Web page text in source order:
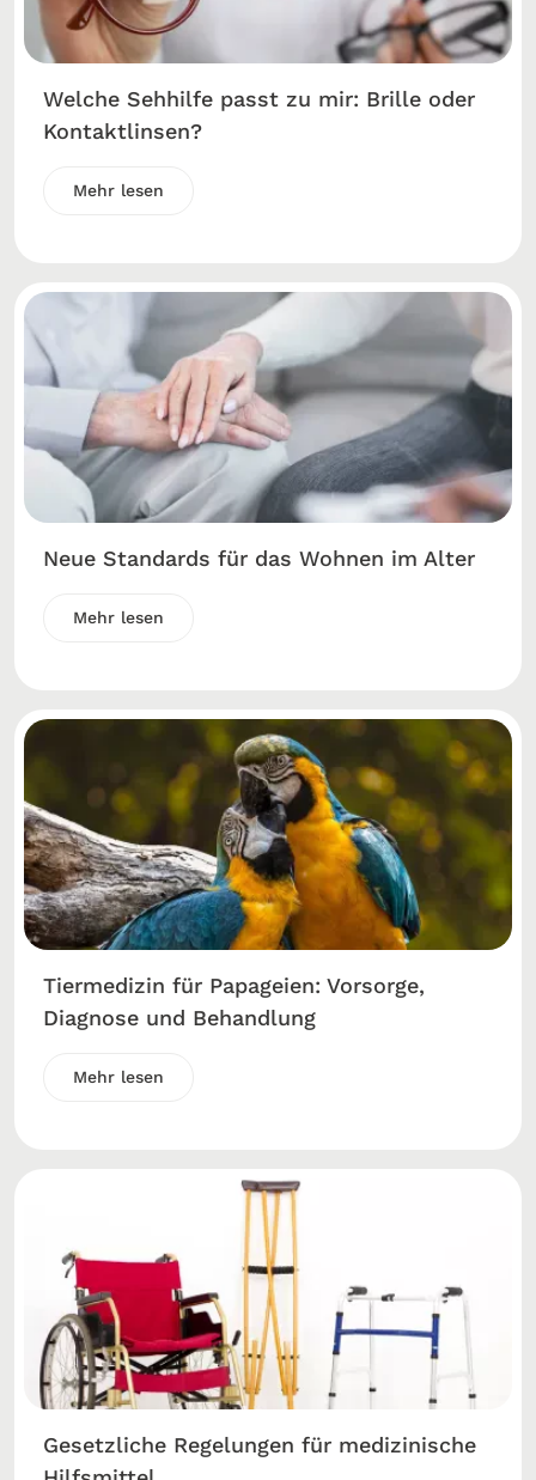
Welche Sehhilfe passt zu mir: Brille oder
Kontaktlinsen?
Mehr lesen
Neue Standards für das Wohnen im Alter
Mehr lesen
Tiermedizin für Papageien: Vorsorge,
Diagnose und Behandlung
Mehr lesen
Gesetzliche Regelungen für medizinische